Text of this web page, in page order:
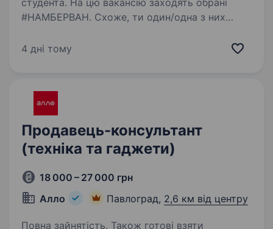
студента. На цю вакансію заходять обрані
#НАМБЕРВАН. Схоже, ти один/одна з них
налаштовуєш домашні гаджети умієш чути
4 дні тому
Продавець-консультант
(техніка та гаджети)
18 000 – 27 000 грн
Алло
Павлоград, 2,6 км від центру
Повна зайнятість. Також готові взяти